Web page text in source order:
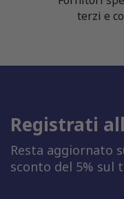
terzi e
Registrati
Resta aggiornato
sconto del 5% sul